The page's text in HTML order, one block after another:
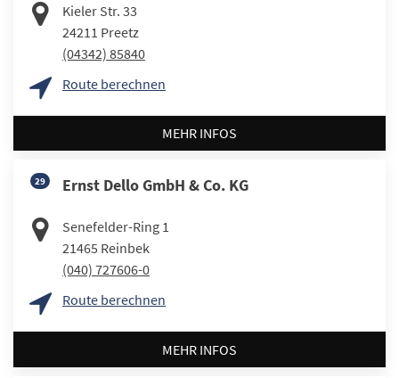
Kieler Str. 33
24211 Preetz
(04342) 85840
Route berechnen
MEHR INFOS
29 Ernst Dello GmbH & Co. KG
Senefelder-Ring 1
21465 Reinbek
(040) 727606-0
Route berechnen
MEHR INFOS